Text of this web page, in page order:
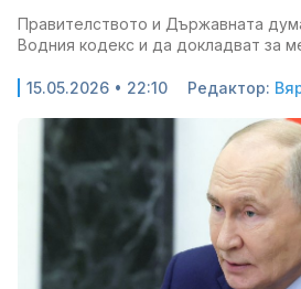
Правителството и Държавната
Водния кодекс и да докладват за
15.05.2026 • 22:10 Редактор: